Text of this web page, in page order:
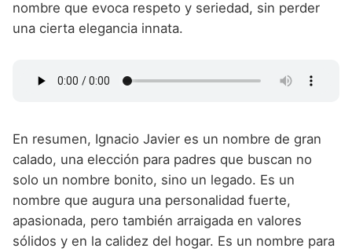
nombre que evoca respeto y seriedad, sin perder
una cierta elegancia innata.
En resumen, Ignacio Javier es un nombre de gran
calado, una elección para padres que buscan no
solo un nombre bonito, sino un legado. Es un
nombre que augura una personalidad fuerte,
apasionada, pero también arraigada en valores
sólidos y en la calidez del hogar. Es un nombre para